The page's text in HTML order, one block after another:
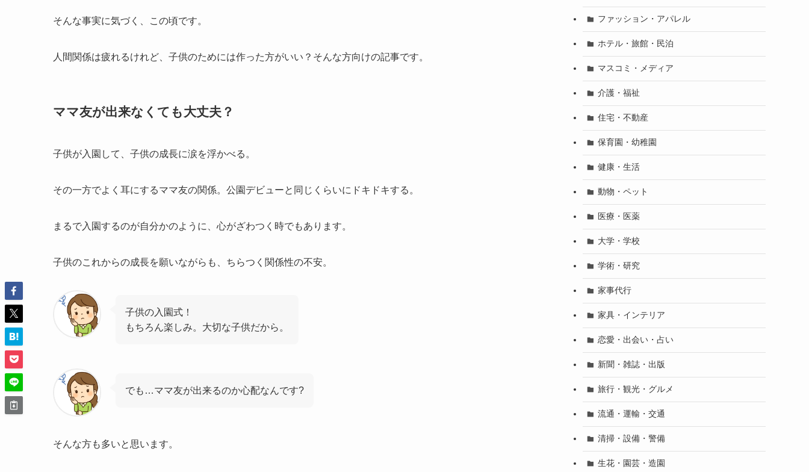
そんな事実に気づく、この頃です。
人間関係は疲れるけれど、子供のためには作った方がいい？そんな方向けの記事です。
ママ友が出来なくても大丈夫？
子供が入園して、子供の成長に涙を浮かべる。
その一方でよく耳にするママ友の関係。公園デビューと同じくらいにドキドキする。
まるで入園するのが自分かのように、心がざわつく時でもあります。
子供のこれからの成長を願いながらも、ちらつく関係性の不安。
子供の入園式！
もちろん楽しみ。大切な子供だから。
でも…ママ友が出来るのか心配なんです?
そんな方も多いと思います。
ファッション・アパレル
ホテル・旅館・民泊
マスコミ・メディア
介護・福祉
住宅・不動産
保育園・幼稚園
健康・生活
動物・ペット
医療・医薬
大学・学校
学術・研究
家事代行
家具・インテリア
恋愛・出会い・占い
新聞・雑誌・出版
旅行・観光・グルメ
流通・運輸・交通
清掃・設備・警備
生花・園芸・造園